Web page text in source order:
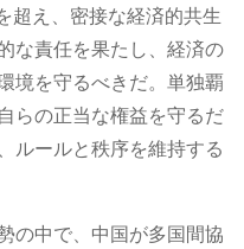
超え、密接な経済的共生
な責任を果たし、経済の
境を守るべきだ。単独覇
らの正当な権益を守るだ
ルールと秩序を維持する
の中で、中国が多国間協